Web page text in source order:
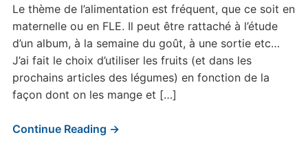
langage
sur
le
thème
des
fruits
Le thème de l’alimentation est fréquent, que ce soit en
maternelle ou en FLE. Il peut être rattaché à l’étude
d’un album, à la semaine du goût, à une sortie etc…
J’ai fait le choix d’utiliser les fruits (et dans les
prochains articles des légumes) en fonction de la
façon dont on les mange et […]
Continue Reading →